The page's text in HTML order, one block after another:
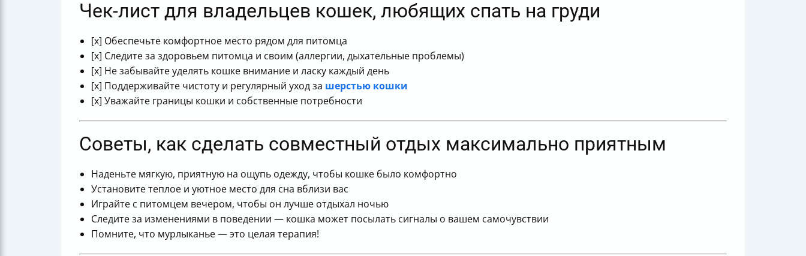
Чек-лист для владельцев кошек, любящих спать на груди
[x] Обеспечьте комфортное место рядом для питомца
[x] Следите за здоровьем питомца и своим (аллергии, дыхательные проблемы)
[x] Не забывайте уделять кошке внимание и ласку каждый день
[x] Поддерживайте чистоту и регулярный уход за шерстью кошки
[x] Уважайте границы кошки и собственные потребности
Советы, как сделать совместный отдых максимально приятным
Наденьте мягкую, приятную на ощупь одежду, чтобы кошке было комфортно
Установите теплое и уютное место для сна вблизи вас
Играйте с питомцем вечером, чтобы он лучше отдыхал ночью
Следите за изменениями в поведении — кошка может посылать сигналы о вашем самочувствии
Помните, что мурлыканье — это целая терапия!